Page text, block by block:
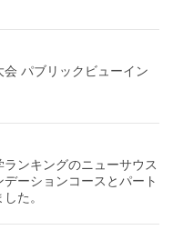
パブリックビューイン
ンキングのニューサウス
ーションコースとパート
た。